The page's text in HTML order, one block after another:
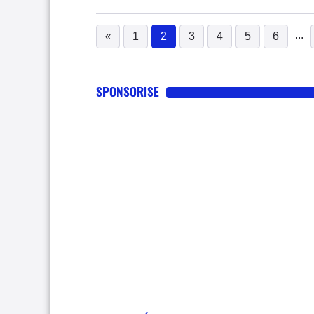
« 1 2
(current)
3 4 5 6 ...
SPONSORISE